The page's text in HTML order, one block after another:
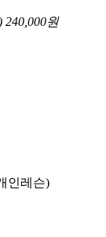
240,000원
인레슨)